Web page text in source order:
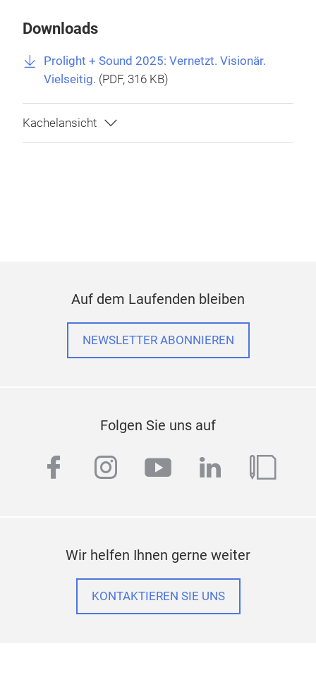
Downloads
Prolight + Sound 2025: Vernetzt. Visionär.
Vielseitig. (PDF, 316 KB)
Auf dem Laufenden bleiben
NEWSLETTER ABONNIEREN
Folgen Sie uns auf
facebook
instagram
youtubelinkedin
blog
Wir helfen Ihnen gerne weiter
KONTAKTIEREN SIE UNS